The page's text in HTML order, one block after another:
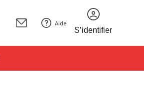
Aide
S’identifier